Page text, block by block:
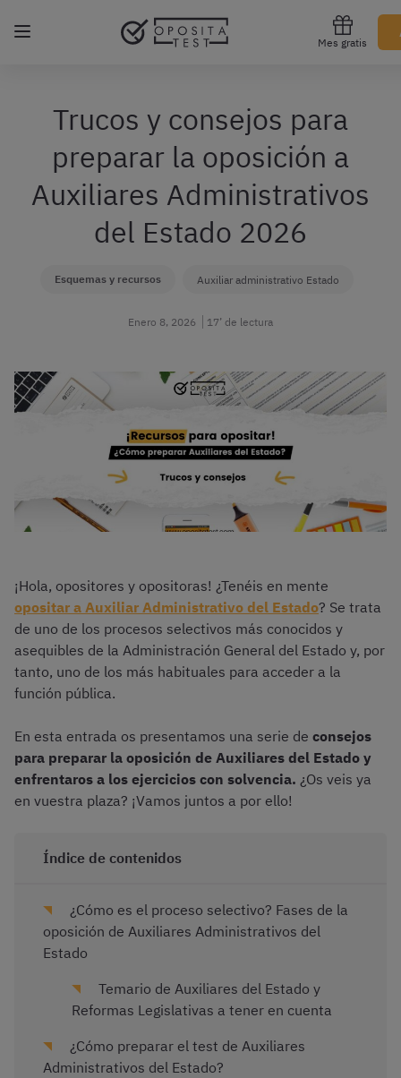
Mes gratis
Regístrate gratis
Trucos y consejos para
preparar la oposición a
Auxiliares Administrativos
del Estado 2026
Esquemas y recursos Auxiliar administrativo Estado
Enero 8, 2026 17’ de lectura
¡Hola, opositores y opositoras! ¿Tenéis en mente
opositar a Auxiliar Administrativo del Estado? Se trata
de uno de los procesos selectivos más conocidos y
asequibles de la Administración General del Estado y, por
tanto, uno de los más habituales para acceder a la
función pública.
En esta entrada os presentamos una serie de consejos
para preparar la oposición de Auxiliares del Estado y
enfrentaros a los ejercicios con solvencia. ¿Os veis ya
en vuestra plaza? ¡Vamos juntos a por ello!
Índice de contenidos
¿Cómo es el proceso selectivo? Fases de la
oposición de Auxiliares Administrativos del
Estado
Temario de Auxiliares del Estado y
Reformas Legislativas a tener en cuenta
¿Cómo preparar el test de Auxiliares
Administrativos del Estado?